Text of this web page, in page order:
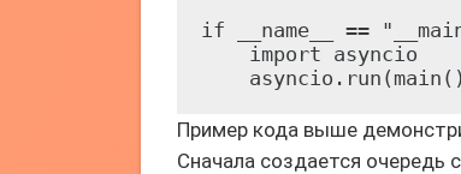
if __name__ ==
    import asyncio
Пример кода выше
Сначала создается очередь